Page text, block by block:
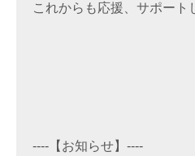
これからも応援、サポート
----【 お知らせ】----